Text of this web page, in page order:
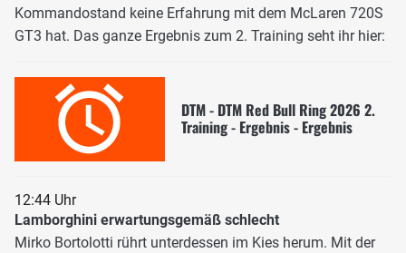
Kommandostand keine Erfahrung mit dem McLaren 720S
GT3 hat. Das ganze Ergebnis zum 2. Training seht ihr hier:
DTM - DTM Red Bull Ring 2026 2.
Training - Ergebnis - Ergebnis
12:44 Uhr
Lamborghini erwartungsgemäß schlecht
Mirko Bortolotti rührt unterdessen im Kies herum. Mit der